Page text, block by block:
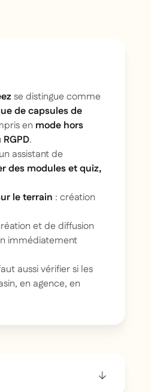
se distingue comme
de capsules de
en mode hors
RGPD.
assistant de
des modules et quiz,
le terrain : création
et de diffusion
immédiatement
aussi vérifier si les
en agence, en